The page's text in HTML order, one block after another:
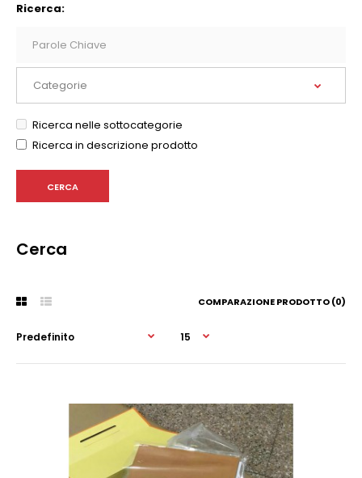
Ricerca:
Ricerca nelle sottocategorie
Ricerca in descrizione prodotto
Cerca
COMPARAZIONE PRODOTTO (0)